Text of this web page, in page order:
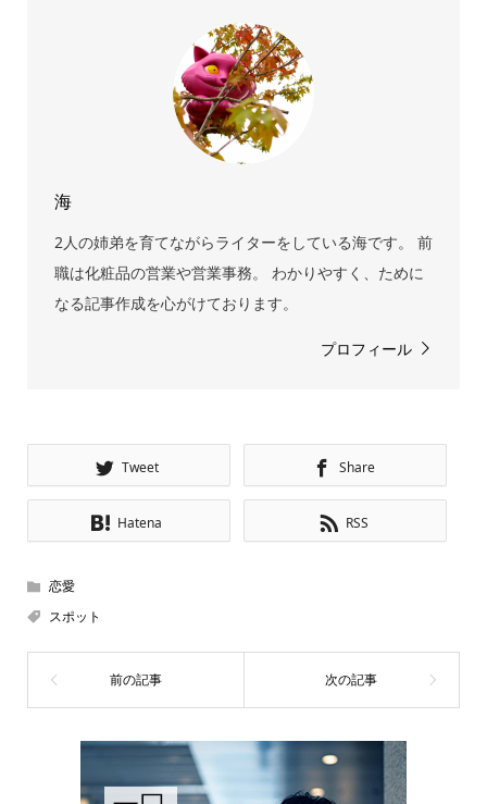
海
2人の姉弟を育てながらライターをしている海です。 前
職は化粧品の営業や営業事務。 わかりやすく、ために
なる記事作成を心がけております。
プロフィール
Tweet Share
Hatena RSS
恋愛
スポット